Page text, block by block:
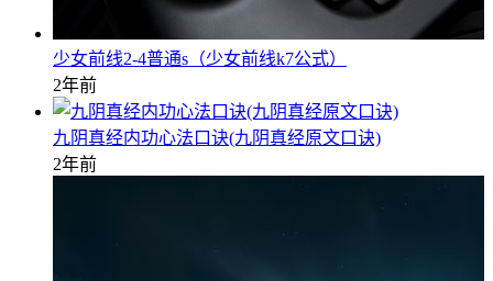
少女前线2-4普通s（少女前线k7公式）
2年前
九阴真经内功心法口诀(九阴真经原文口诀)
2年前